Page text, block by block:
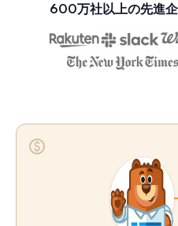
600万社以上の先進